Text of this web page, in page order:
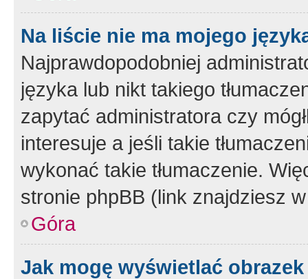
Na liście nie ma mojego
Najprawdopodobniej
języka lub nikt takiego
zapytać administratora czy
interesuje a jeśli takie
wykonać takie tłumaczenie.
stronie phpBB (link znajdziesz
Góra
Jak mogę wyświetlać